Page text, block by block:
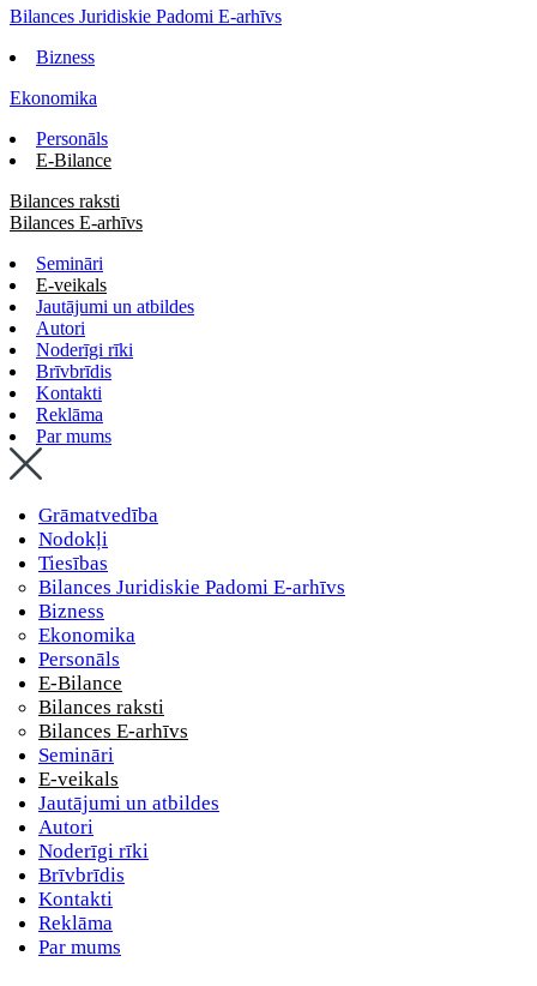
Bilances Juridiskie Padomi E-arhīvs
Bizness
Ekonomika
Personāls
E-Bilance
Bilances raksti
Bilances E-arhīvs
Semināri
E-veikals
Jautājumi un atbildes
Autori
Noderīgi rīki
Brīvbrīdis
Kontakti
Reklāma
Par mums
Grāmatvedība
Nodokļi
Tiesības
Bilances Juridiskie Padomi E-arhīvs
Bizness
Ekonomika
Personāls
E-Bilance
Bilances raksti
Bilances E-arhīvs
Semināri
E-veikals
Jautājumi un atbildes
Autori
Noderīgi rīki
Brīvbrīdis
Kontakti
Reklāma
Par mums